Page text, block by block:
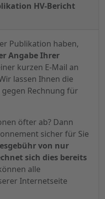
HV-Bericht
Publikation haben,
Angabe Ihrer
kurzen E-Mail an
lassen Ihnen die
Rechnung für
öfter ab? Dann
sicher für Sie
von nur
sich dies bereits
alle
Internetseite